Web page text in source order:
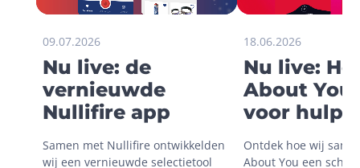
09.07.2026
Nu live: de
vernieuwde
Nullifire app
Samen met Nullifire ontwikkelden
wij een vernieuwde selectietool
18.06.2026
Nu live:
About You
voor hulp
onveilige
situaties
Ontdek hoe wij
About You een